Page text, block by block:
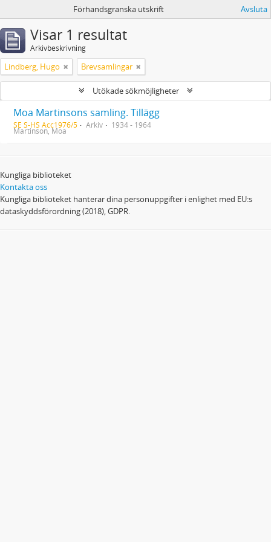
Förhandsgranska utskrift Avsluta
Visar 1 resultat
Arkivbeskrivning
Lindberg, Hugo Brevsamlingar
Utökade sökmöjligheter
Moa Martinsons samling. Tillägg
SE S-HS Acc1976/5 Arkiv 1934 - 1964
Martinson, Moa
Kungliga biblioteket
Kontakta oss
Kungliga biblioteket hanterar dina personuppgifter i enlighet med EU:s
dataskyddsförordning (2018), GDPR.